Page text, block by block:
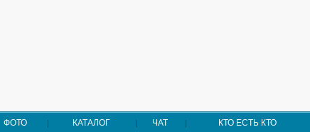
ФОТО КАТАЛОГ ЧАТ КТО ЕСТЬ КТО